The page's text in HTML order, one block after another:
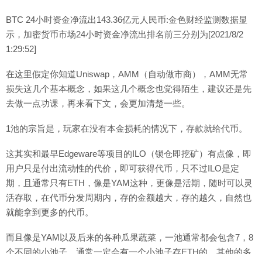
BTC 24小时资金净流出143.36亿元人民币:金色财经监测数据显
示，加密货币市场24小时资金净流出排名前三分别为[2021/8/2
1:29:52]
在这里假定你知道Uniswap，AMM（自动做市商），AMM无常
损失这几个基本概念，如果这几个概念也觉得陌生，建议还是先
去做一点功课，再来看下文，会更加清楚一些。
1池的宗旨是，玩家在没有本金损耗的情况下，存款就给代币。
这其实和最早Edgeware等项目的ILO（锁仓即挖矿）有点像，即
用户只是付出流动性的代价，即可获得代币，只不过ILO是定
期，且通常只有ETH，像是YAM这种，更像是活期，随时可以灵
活存取，在代币分发周期内，存的金额越大，存的越久，自然也
就能拿到更多的代币。
而且像是YAM以及后来的各种瓜果蔬菜，一池通常都会包含7，8
个不同的小池子，通常一定会有一个小池子存ETH的，其他的多